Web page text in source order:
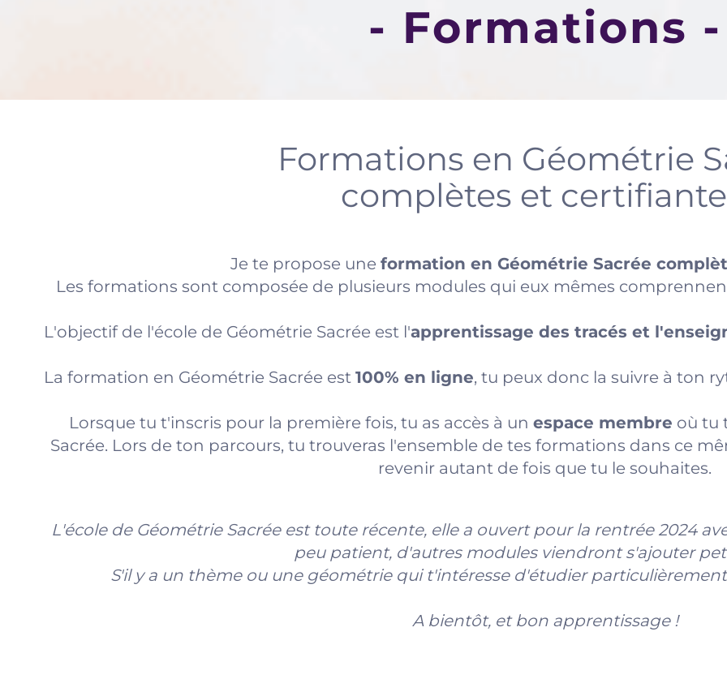
- Formations -
Formations en Géométrie
complètes et
Je te propose uneformation en Géométrie Sacrée
Les formations sont composée de plusieurs modules qui eux mêmes
L'objectif de l'école de Géométrie Sacrée est l'apprentissage des tracés et
La formation en Géométrie Sacrée est 100% en ligne, tu peux donc la suivre à ton
Lorsque tu t'inscris pour la première fois, tu as accès à unespace membre où tu
Sacrée. Lors de ton parcours, tu trouveras l'ensemble de tes formations dans ce
revenir autant de fois que tu le souhaites.
L'école de Géométrie Sacrée est toute récente, elle a ouvert pour la rentrée 2024
peu patient, d'autres modules viendront s'ajouter
S'il y a un thème ou une géométrie qui t'intéresse d'étudier
A bientôt, et bon apprentissage !